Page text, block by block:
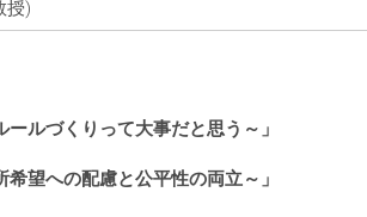
授)
ルづくりって大事だと思う～」
望への配慮と公平性の両立～」